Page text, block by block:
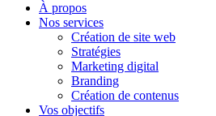
À propos
Nos services
Création de site web
Stratégies
Marketing digital
Branding
Création de contenus
Vos objectifs